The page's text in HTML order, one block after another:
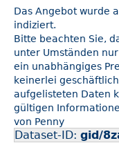
Das Angebot wurde
indiziert.
Bitte beachten Sie,
unter Umständen
ein unabhängiges
keinerlei
aufgelisteten Daten
gültigen
von Penny
Dataset-ID: gid/